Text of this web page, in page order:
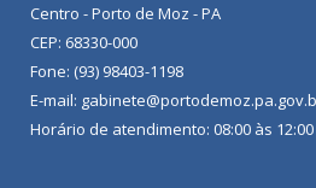
Centro - Porto de Moz - PA
CEP: 68330-000
Fone: (93) 98403-1198
E-mail:
Horário de atendimento: 08:00 às 12:00